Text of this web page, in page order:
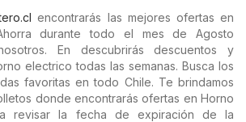
encontrarás las mejores ofertas en
durante todo el mes de Agosto
En descubrirás descuentos y
electrico todas las semanas. Busca los
favoritas en todo Chile. Te brindamos
donde encontrarás ofertas en Horno
revisar la fecha de expiración de la